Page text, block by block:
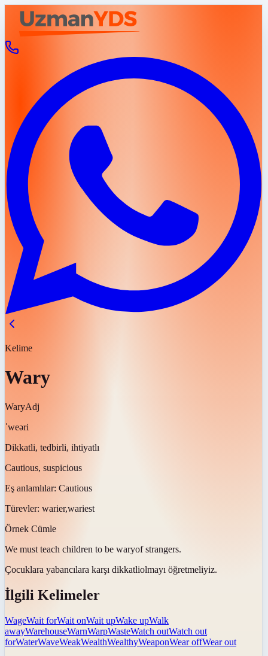
Kelime
Wary
WaryAdj
ˈweəri
Dikkatli, tedbirli, ihtiyatlı
Cautious, suspicious
Eş anlamlılar: Cautious
Türevler: warier,wariest
Örnek Cümle
We must teach children to be waryof strangers.
Çocuklara yabancılara karşı dikkatliolmayı öğretmeliyiz.
İlgili Kelimeler
WageWait forWait onWait upWake upWalk
awayWarehouseWarnWarpWasteWatch outWatch out
forWaterWaveWeakWealthWealthyWeaponWear offWear out